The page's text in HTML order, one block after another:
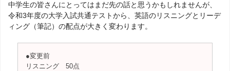
中学生の皆さんにとってはまだ先の話と思うかもしれませんが、
令和3年度の大学入試共通テストから、英語のリスニングとリーデ
ィング（筆記）の配点が大きく変わります。
●変更前
リスニング 50点